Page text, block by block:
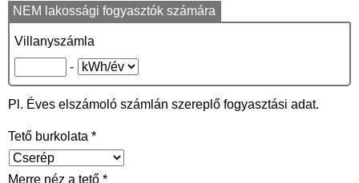
NEM lakossági fogyasztók számára
Villanyszámla
-
Pl. Éves elszámoló számlán szereplő fogyasztási adat.
Tető burkolata *
Merre néz a tető *